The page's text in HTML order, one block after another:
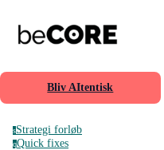
Bliv AItentisk
sStrategi forløb
qQuick fixes